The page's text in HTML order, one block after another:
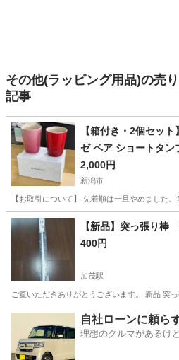
その他(ラッピング用品)の売
記事
【箱付き・2個セッ
ゼ ペア ショートタン
ンウェア 陶器 コップ
2,000円
新潟市
【お取引について】 先着順は一旦やめました
新潟 新潟市 食器
【新品】突っ張り
400円
加茂駅
ご覧いただきありがとうございます。 新品 突
加茂駅 洗濯用品
自社ローンに頼ら
理想のクルマがあるけ